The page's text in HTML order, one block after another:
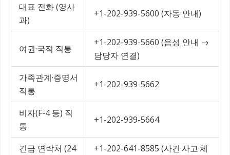
대표 전화 (영사
과)
+1-202-939-5600 (자동 안내)
여권·국적 직통
+1-202-939-5660 (음성 안내 →
담당자 연결)
가족관계·증명서
직통
+1-202-939-5662
비자(F-4 등) 직
통
+1-202-939-5664
긴급 연락처 (24
+1-202-641-8585 (사건·사고·체